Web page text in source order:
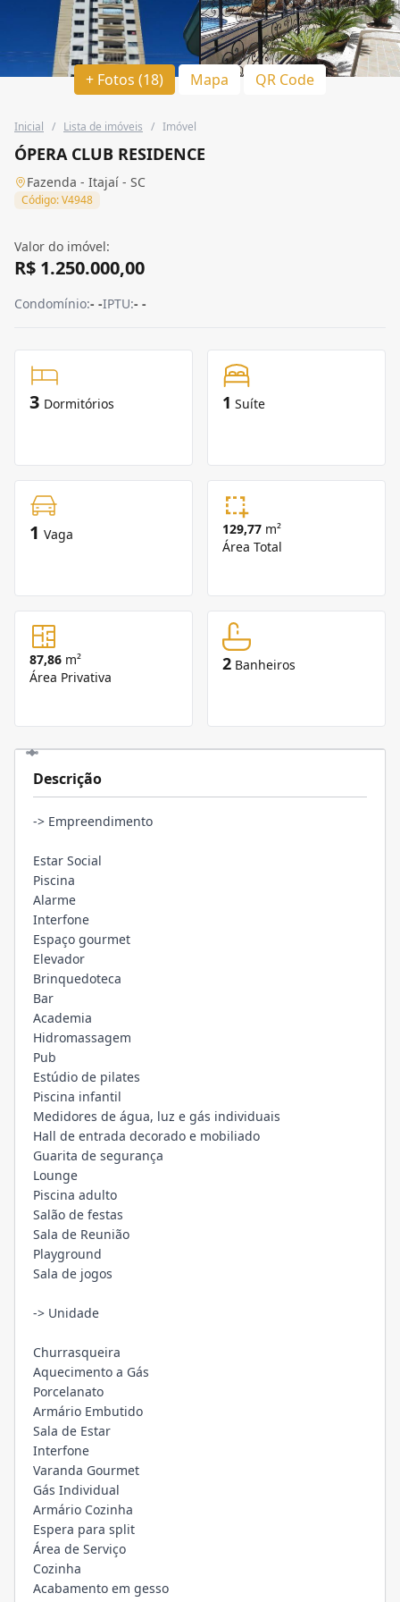
+ Fotos (18) Mapa QR Code
Inicial / Lista de imóveis / Imóvel
ÓPERA CLUB RESIDENCE
Fazenda - Itajaí - SC
Código: V4948
Valor do imóvel:
R$ 1.250.000,00
Condomínio:- -IPTU:- -
3 Dormitórios 1 Suíte
1 Vaga 129,77 m²
Área Total
87,86 m²
Área Privativa
2 Banheiros
Descrição
-> Empreendimento
Estar Social
Piscina
Alarme
Interfone
Espaço gourmet
Elevador
Brinquedoteca
Bar
Academia
Hidromassagem
Pub
Estúdio de pilates
Piscina infantil
Medidores de água, luz e gás individuais
Hall de entrada decorado e mobiliado
Guarita de segurança
Lounge
Piscina adulto
Salão de festas
Sala de Reunião
Playground
Sala de jogos
-> Unidade
Churrasqueira
Aquecimento a Gás
Porcelanato
Armário Embutido
Sala de Estar
Interfone
Varanda Gourmet
Gás Individual
Armário Cozinha
Espera para split
Área de Serviço
Cozinha
Acabamento em gesso